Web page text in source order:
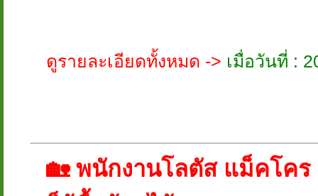
ดูรายละเอียดทั้งหมด -> เมื่อวันที่ :
🏡 พนักงานโลตัส แม็คโคร